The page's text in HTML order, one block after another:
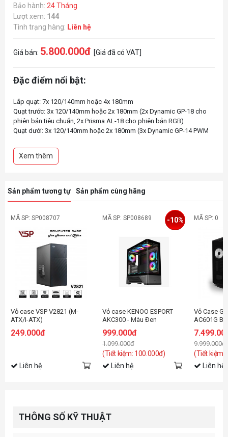
Bảo hành: 24 Tháng
Lượt xem: 144
Tình trạng hàng: Liên hệ
Giá bán: 5.800.000đ [Giá đã có VAT]
Đặc điểm nổi bật:
Lắp quạt: 7x 120/140mm hoặc 4x 180mm
Quạt trước: 3x 120/140mm hoặc 2x 180mm (2x Dynamic GP-18 cho
phiên bản tiêu chuẩn, 2x Prisma AL-18 cho phiên bản RGB)
Quạt dưới: 3x 120/140mm hoặc 2x 180mm (3x Dynamic GP-14 PWM
Tương thích: E-ATX/ATX/mATX/ITX/SSI-EEB/SSI-CEB
Chiều dài PSU: 230mm
Xem thêm
Sản phẩm tương tự Sản phẩm cùng hãng
MÃ SP: SP008707
Vỏ case VSP V2821 (M-
ATX/I-ATX)
249.000đ
Liên hệ
MÃ SP: SP008689
Vỏ case KENOO ESPORT
AKC300 - Màu Đen
999.000đ
1.099.000đ
(Tiết kiệm: 100.000đ)
-10%
Liên hệ
MÃ SP: 0
Vỏ Case
AC601G
9.999.000đ
(Tiết kiệm:
Liên hệ
THÔNG SỐ KỸ THUẬT